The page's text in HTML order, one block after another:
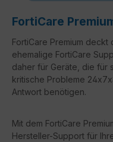
FortiCare
FortiCare Premium
ehemalige FortiCare
daher für Geräte, die für
kritische Probleme
Antwort benötigen.
Mit dem FortiCare
Hersteller-Support für